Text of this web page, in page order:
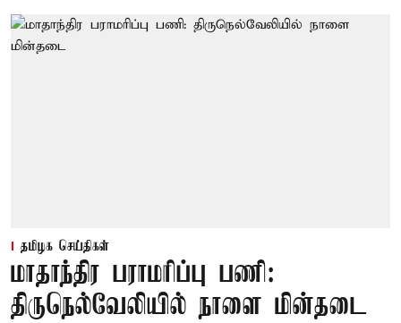
தமிழக செய்திகள்
மாதாந்திர பராமரிப்பு பணி:
திருநெல்வேலியில் நாளை மின்தடை